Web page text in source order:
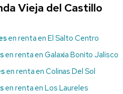
Vieja del Castillo
en renta en El Salto Centro
en renta en Galaxia Bonito Jalisco
en renta en Colinas Del Sol
en renta en Los Laureles